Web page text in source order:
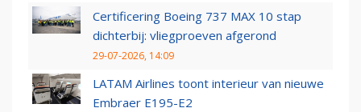
Certificering Boeing 737 MAX 10 stap
dichterbij: vliegproeven afgerond
29-07-2026, 14:09
LATAM Airlines toont interieur van nieuwe
Embraer E195-E2